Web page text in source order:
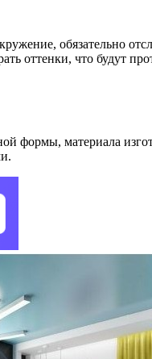
обязательно
оттенки, что будут
формы, материала